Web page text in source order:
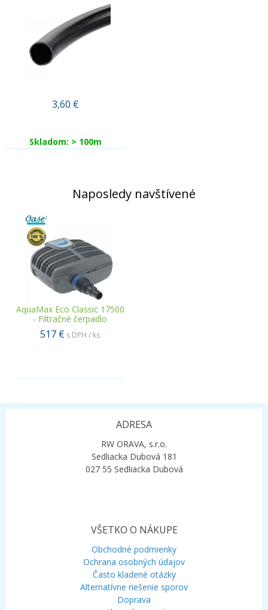
3,60 €
Skladom: > 100m
Naposledy navštívené
AquaMax Eco Classic 17500
- Filtračné čerpadlo
517 € s DPH / ks
ADRESA
RW ORAVA, s.r.o.
Sedliacka Dubová 181
027 55 Sedliacka Dubová
VŠETKO O NÁKUPE
Obchodné podmienky
Ochrana osobných údajov
Často kladené otázky
Alternatívne riešenie sporov
Doprava